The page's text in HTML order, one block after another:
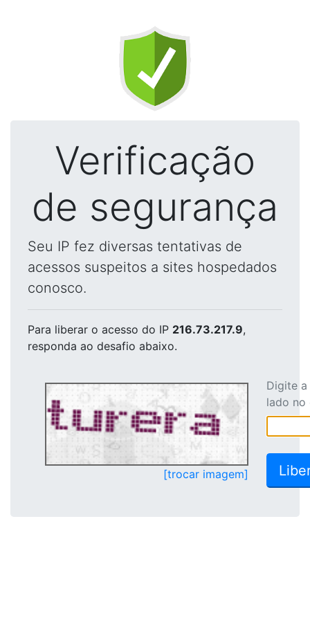
Verificação
de segurança
Seu IP fez diversas tentativas de
acessos suspeitos a sites hospedados
conosco.
Para liberar o acesso do IP 216.73.217.9,
responda ao desafio abaixo.
[trocar imagem]
Digite
lado no